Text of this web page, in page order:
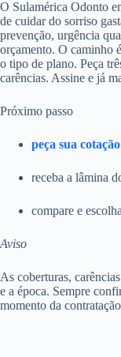
O Sulamérica Odonto
de cuidar do sorriso
prevenção, urgência
orçamento. O caminho
o tipo de plano. Peça
carências. Assine e já
Próximo passo
peça sua
receba a lâmina
compare e
Aviso
As coberturas,
e a época. Sempre
momento da